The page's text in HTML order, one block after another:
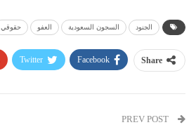
الجنود السجون السعودية العفو حقوقي
Share
Facebook
Twitter